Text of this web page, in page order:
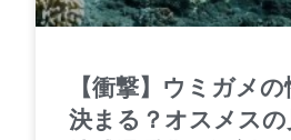
【衝撃】ウミガメ
決まる？オスメスの